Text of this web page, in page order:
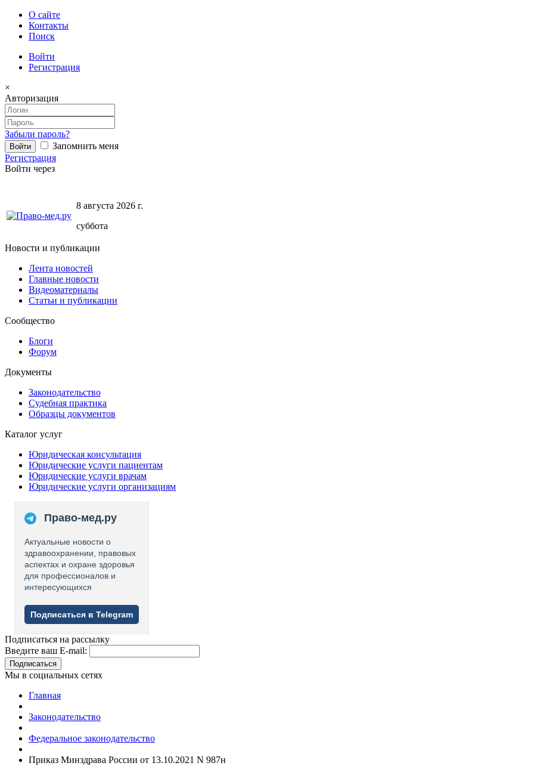
О сайте
Контакты
Поиск
Войти
Регистрация
×
Авторизация
Забыли пароль?
Запомнить меня
Регистрация
Войти через
8 августа 2026 г.
суббота
Новости и публикации
Лента новостей
Главные новости
Видеоматериалы
Статьи и публикации
Сообщество
Блоги
Форум
Документы
Законодательство
Судебная практика
Образцы документов
Каталог услуг
Юридическая консультация
Юридические услуги пациентам
Юридические услуги врачам
Юридические услуги организациям
Право-мед.ру
Актуальные новости о
здравоохранении, правовых
аспектах и охране здоровья
для профессионалов и
интересующихся
Подписаться в Telegram
Подписаться на рассылку
Введите ваш E-mail:
Подписаться
Мы в социальных сетях
Главная
Законодательство
Федеральное законодательство
Приказ Минздрава России от 13.10.2021 N 987н